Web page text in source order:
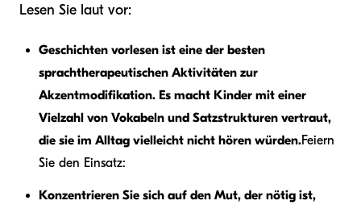
Lesen Sie laut vor:
Geschichten vorlesen ist eine der besten
sprachtherapeutischen Aktivitäten zur
Akzentmodifikation. Es macht Kinder mit einer
Vielzahl von Vokabeln und Satzstrukturen vertraut,
die sie im Alltag vielleicht nicht hören würden.Feiern
Sie den Einsatz:
Konzentrieren Sie sich auf den Mut, der nötig ist,